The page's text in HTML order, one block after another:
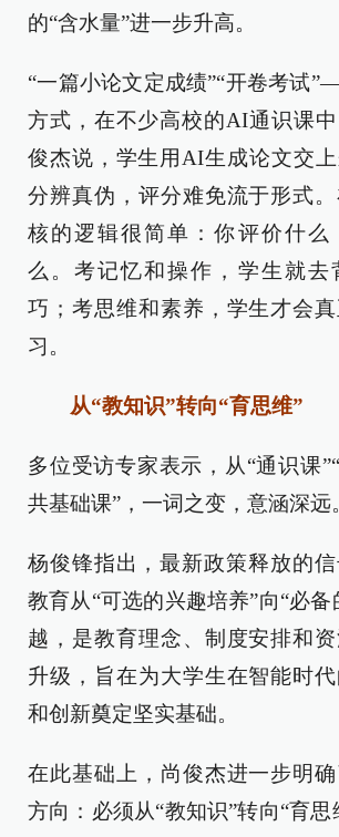
的“含水量”进一步升高。
“一篇小论文定成绩”“开卷考试
方式，在不少高校的AI通识课
俊杰说，学生用AI生成论文交
分辨真伪，评分难免流于形式
核的逻辑很简单：你评价什么
么。考记忆和操作，学生就去
巧；考思维和素养，学生才会
习。
从“教知识”转向“育思维”
多位受访专家表示，从“通识课
共基础课”，一词之变，意涵深远
杨俊锋指出，最新政策释放的
教育从“可选的兴趣培养”向“必备
越，是教育理念、制度安排和
升级，旨在为大学生在智能时
和创新奠定坚实基础。
在此基础上，尚俊杰进一步明
方向：必须从“教知识”转向“育思